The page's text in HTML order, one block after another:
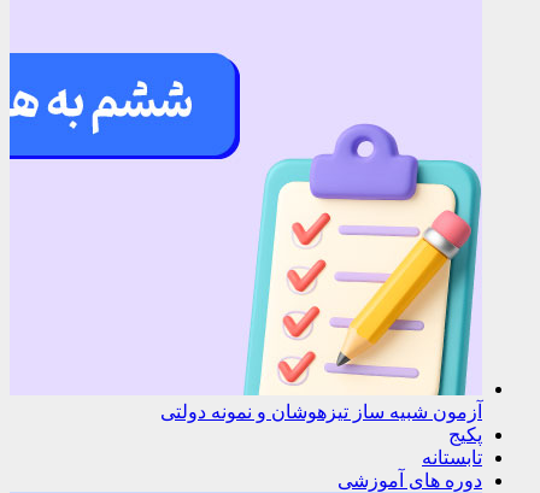
آزمون شبیه ساز تیزهوشان و نمونه دولتی
پکیج
تابستانه
دوره های آموزشی